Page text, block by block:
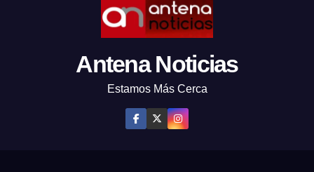
Antena Noticias
Estamos Más Cerca